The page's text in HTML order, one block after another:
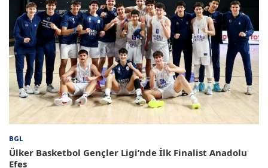
BGL
Ülker Basketbol Gençler Ligi’nde İlk Finalist Anadolu
Efes